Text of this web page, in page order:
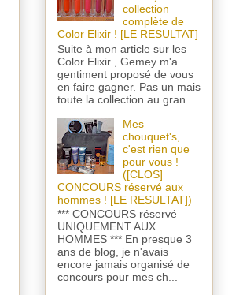
collection
complète de
Color Elixir ! [LE RESULTAT]
Suite à mon article sur les
Color Elixir , Gemey m'a
gentiment proposé de vous
en faire gagner. Pas un mais
toute la collection au gran...
Mes
chouquet's,
c'est rien que
pour vous !
([CLOS]
CONCOURS réservé aux
hommes ! [LE RESULTAT])
*** CONCOURS réservé
UNIQUEMENT AUX
HOMMES *** En presque 3
ans de blog, je n'avais
encore jamais organisé de
concours pour mes ch...